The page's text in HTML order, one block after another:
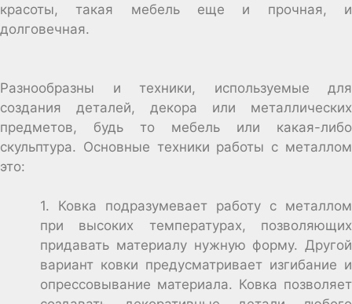
красоты, такая мебель еще и прочная, и
долговечная.
Разнообразны и техники, используемые для
создания деталей, декора или металлических
предметов, будь то мебель или какая-либо
скульптура. Основные техники работы с металлом
это:
1. Ковка подразумевает работу с металлом
при высоких температурах, позволяющих
придавать материалу нужную форму. Другой
вариант ковки предусматривает изгибание и
опрессовывание материала. Ковка позволяет